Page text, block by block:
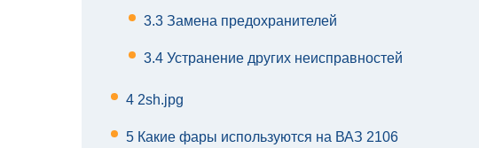
3.3 Замена предохранителей
3.4 Устранение других неисправностей
4 2sh.jpg
5 Какие фары используются на ВАЗ 2106